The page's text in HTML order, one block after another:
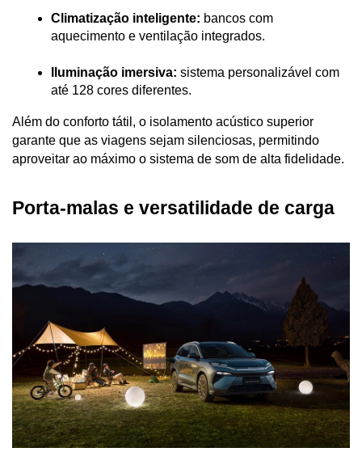
Climatização inteligente: bancos com
aquecimento e ventilação integrados.
Iluminação imersiva: sistema personalizável com
até 128 cores diferentes.
Além do conforto tátil, o isolamento acústico superior
garante que as viagens sejam silenciosas, permitindo
aproveitar ao máximo o sistema de som de alta fidelidade.
Porta-malas e versatilidade de carga